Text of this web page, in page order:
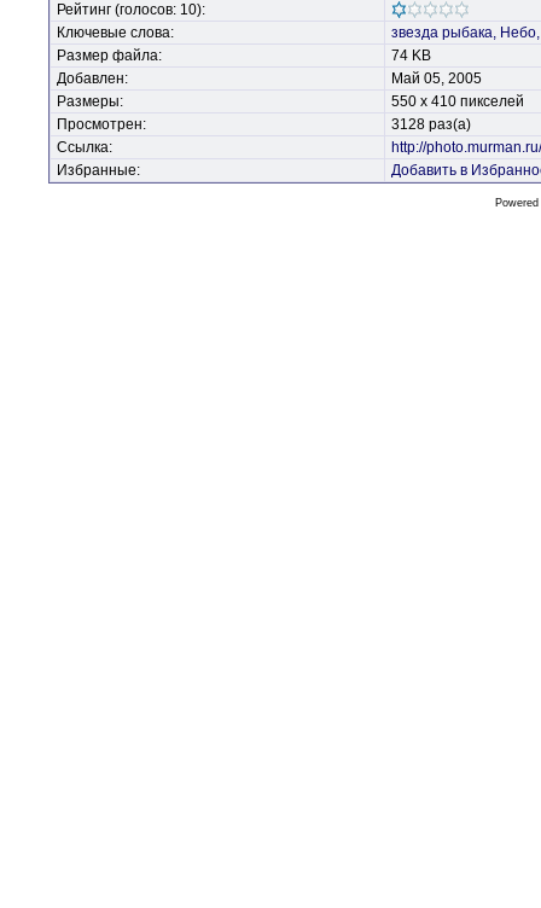
Рейтинг (голосов: 10):
Ключевые слова:
звезда рыбака, Небо,
Размер файла:
74 KB
Добавлен:
Май 05, 2005
Размеры:
550 x 410 пикселей
Просмотрен:
3128 раз(а)
Ссылка:
http://
Избранные:
Добавить в